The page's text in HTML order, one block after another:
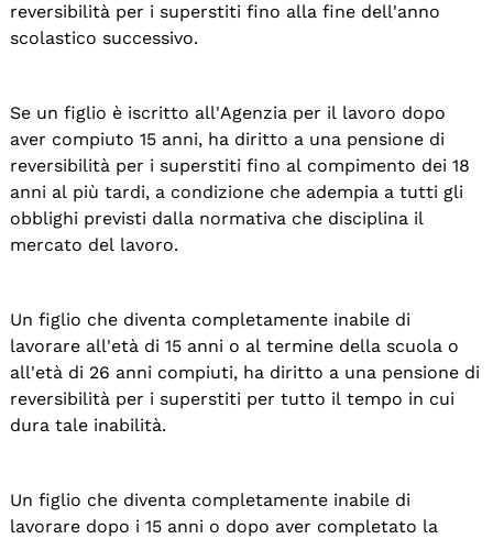
reversibilità per i superstiti fino alla fine dell'anno
scolastico successivo.
Se un figlio è iscritto all'Agenzia per il lavoro dopo
aver compiuto 15 anni, ha diritto a una pensione di
reversibilità per i superstiti fino al compimento dei 18
anni al più tardi, a condizione che adempia a tutti gli
obblighi previsti dalla normativa che disciplina il
mercato del lavoro.
Un figlio che diventa completamente inabile di
lavorare all'età di 15 anni o al termine della scuola o
all'età di 26 anni compiuti, ha diritto a una pensione di
reversibilità per i superstiti per tutto il tempo in cui
dura tale inabilità.
Un figlio che diventa completamente inabile di
lavorare dopo i 15 anni o dopo aver completato la